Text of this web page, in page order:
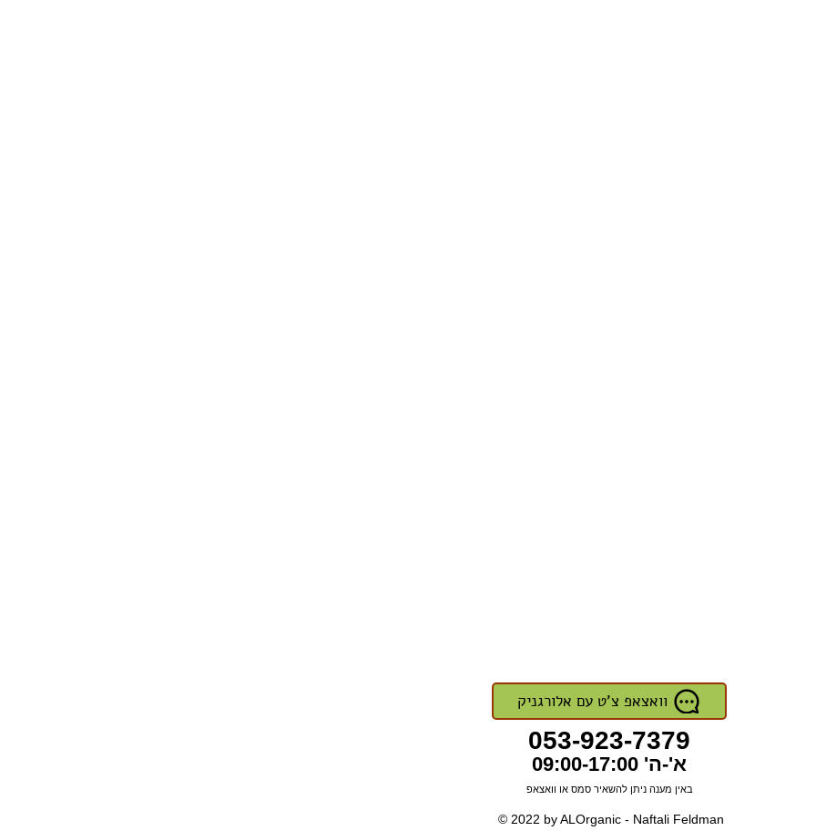
וואצאפ צ'ט עם אלורגניק
053-923-7379
א'-ה' 09:00-17:00
באין מענה ניתן להשאיר סמס או וואצאפ
© 2022 by ALOrganic - Naftali Feldman